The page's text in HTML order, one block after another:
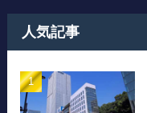
人気記事